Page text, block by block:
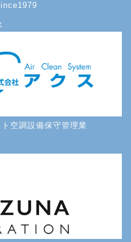
空調設備保守管理業